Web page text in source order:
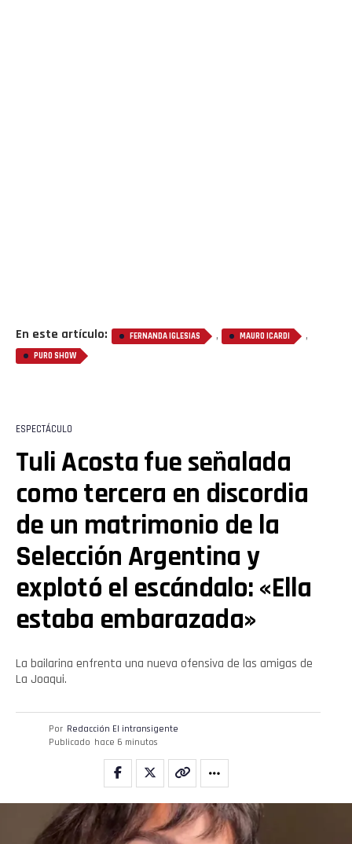
En este artículo: FERNANDA IGLESIAS , MAURO ICARDI ,
PURO SHOW
ESPECTÁCULO
Tuli Acosta fue señalada
como tercera en discordia
de un matrimonio de la
Selección Argentina y
explotó el escándalo: «Ella
estaba embarazada»
La bailarina enfrenta una nueva ofensiva de las amigas de
La Joaqui.
Por Redacción El intransigente
Publicado hace 6 minutos